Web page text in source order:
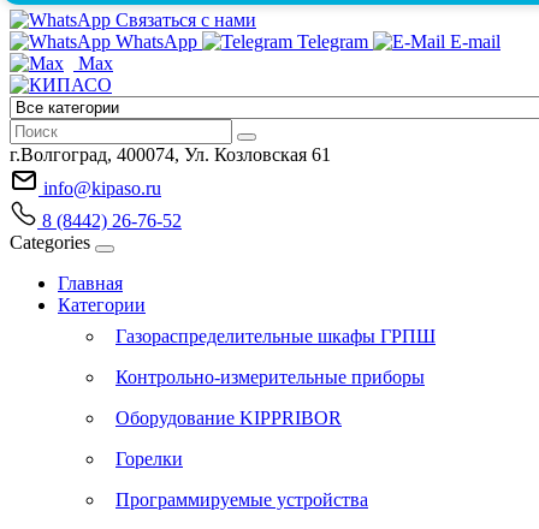
Связаться с нами
WhatsApp
Telegram
E-mail
Max
г.Волгоград, 400074, Ул. Козловская 61
info@kipaso.ru
8 (8442) 26-76-52
Categories
Главная
Категории
Газораспределительные шкафы ГРПШ
Контрольно-измерительные приборы
Оборудование KIPPRIBOR
Горелки
Программируемые устройства